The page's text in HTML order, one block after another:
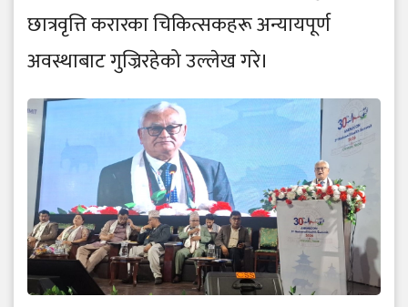
छात्रवृत्ति करारका चिकित्सकहरू अन्यायपूर्ण
अवस्थाबाट गुज्रिरहेको उल्लेख गरे।